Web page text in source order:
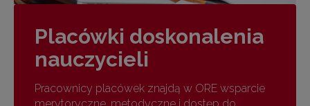
Placówki doskonalenia
nauczycieli
Pracownicy placówek znajdą w ORE wsparcie